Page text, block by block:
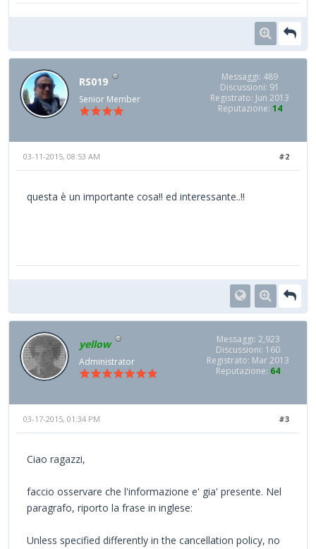
RS019
Senior Member
Messaggi: 489
Discussioni: 91
Registrato: Jun 2013
Reputazione: 14
#2
03-11-2015, 08:53 AM
questa è un importante cosa!! ed interessante..!!
yellow
Administrator
Messaggi: 2,923
Discussioni: 160
Registrato: Mar 2013
Reputazione: 64
#3
03-17-2015, 01:34 PM
Ciao ragazzi,
faccio osservare che l'informazione e' gia' presente. Nel
paragrafo, riporto la frase in inglese:
Unless specified differently in the cancellation policy, no